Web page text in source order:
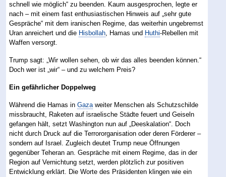
schnell wie möglich“ zu beenden. Kaum ausgesprochen, legte er
nach – mit einem fast enthusiastischen Hinweis auf „sehr gute
Gespräche“ mit dem iranischen Regime, das weiterhin ungebremst
Uran anreichert und die Hisbollah, Hamas und Huthi-Rebellen mit
Waffen versorgt.
Trump sagt: „Wir wollen sehen, ob wir das alles beenden können.“
Doch wer ist „wir“ – und zu welchem Preis?
Ein gefährlicher Doppelweg
Während die Hamas inGazaweiter Menschen als Schutzschilde
missbraucht, Raketen auf israelische Städte feuert und Geiseln
gefangen hält, setzt Washington nun auf „Deeskalation“. Doch
nicht durch Druck auf die Terrororganisation oder deren Förderer –
sondern auf Israel. Zugleich deutet Trump neue Öffnungen
gegenüber Teheran an. Gespräche mit einem Regime, das in der
Region auf Vernichtung setzt, werden plötzlich zur positiven
Entwicklung erklärt. Die Worte des Präsidenten klingen wie ein